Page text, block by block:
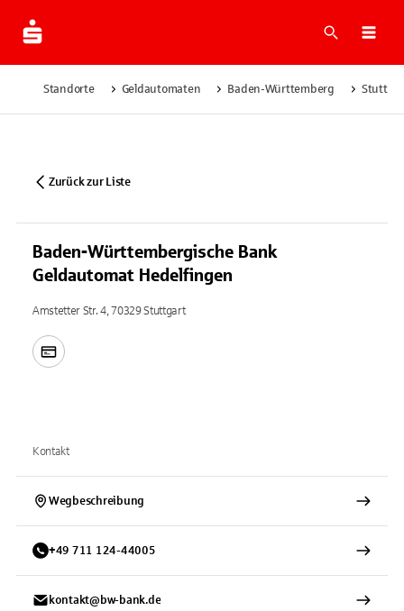
Suche
Standorte Geldautomaten Baden-Württemberg
Zurück zur Liste
Baden-Württembergische Bank
Geldautomat Hedelfingen
Amstetter Str. 4, 70329 Stuttgart
Kontakt
Wegbeschreibung
+49 711 124-44005
kontakt@bw-bank.de